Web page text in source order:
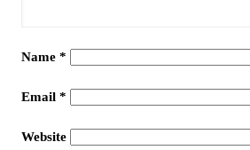
Name *
Email *
Website